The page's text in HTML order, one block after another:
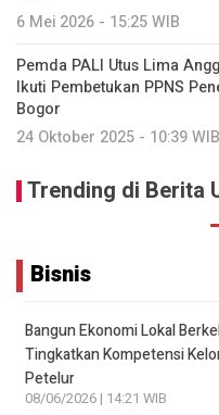
6 Mei 2026 - 15:25 WIB
Pemda PALI Utus Lima
Ikuti Pembetukan PPNS
Bogor
24 Oktober 2025 - 10:39 WIB
Trending di Berita
Bisnis
Bangun Ekonomi Lokal
Tingkatkan Kompetensi
Petelur
08/06/2026 | 14:21 WIB